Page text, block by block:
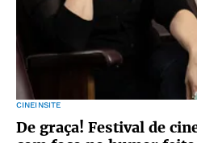
CINEINSITE
De graça! Festival de